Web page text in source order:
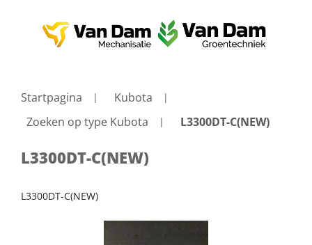
Startpagina
Kubota
Zoeken op type Kubota
L3300DT-C(NEW)
L3300DT-C(NEW)
L3300DT-C(NEW)